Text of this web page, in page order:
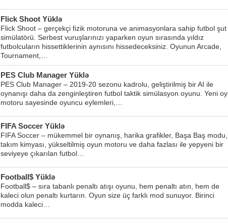
Flick Shoot Yüklə
Flick Shoot – gerçekçi fizik motoruna ve animasyonlara sahip futbol şut
simülatörü. Serbest vuruşlarınızı yaparken oyun sırasında yıldız
futbolcuların hissettiklerinin aynısını hissedeceksiniz. Oyunun Arcade,
Tournament,…
PES Club Manager Yüklə
PES Club Manager – 2019-20 sezonu kadrolu, geliştirilmiş bir AI ile
oynanışı daha da zenginleştiren futbol taktik simülasyon oyunu. Yeni
motoru sayesinde oyuncu eylemleri,…
FIFA Soccer Yüklə
FIFA Soccer – mükemmel bir oynanış, harika grafikler, Başa Baş modu,
takım kimyası, yükseltilmiş oyun motoru ve daha fazlası ile yepyeni bir
seviyeye çıkarılan futbol…
Football$ Yüklə
Football$ – sıra tabanlı penaltı atışı oyunu, hem penaltı atın, hem de
kaleci olun penaltı kurtarın. Oyun size üç farklı mod sunuyor. Birinci
modda kaleci…